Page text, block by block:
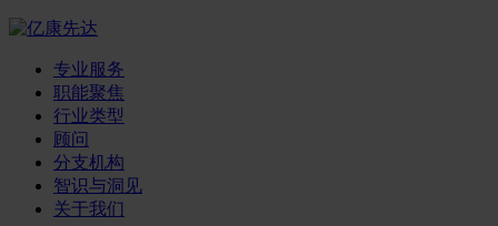
专业服务
职能聚焦
行业类型
顾问
分支机构
智识与洞见
关于我们